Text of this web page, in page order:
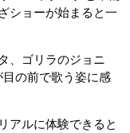
ショーが始まると一
、ゴリラのジョニ
の前で歌う姿に感
アルに体験できると